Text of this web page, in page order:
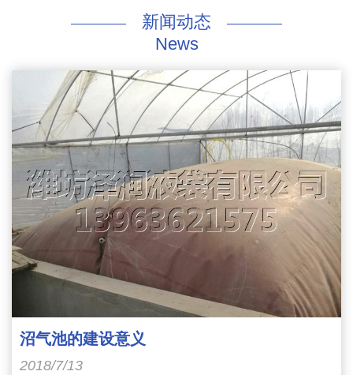
新闻动态
News
沼气池的建设意义
2018/7/13